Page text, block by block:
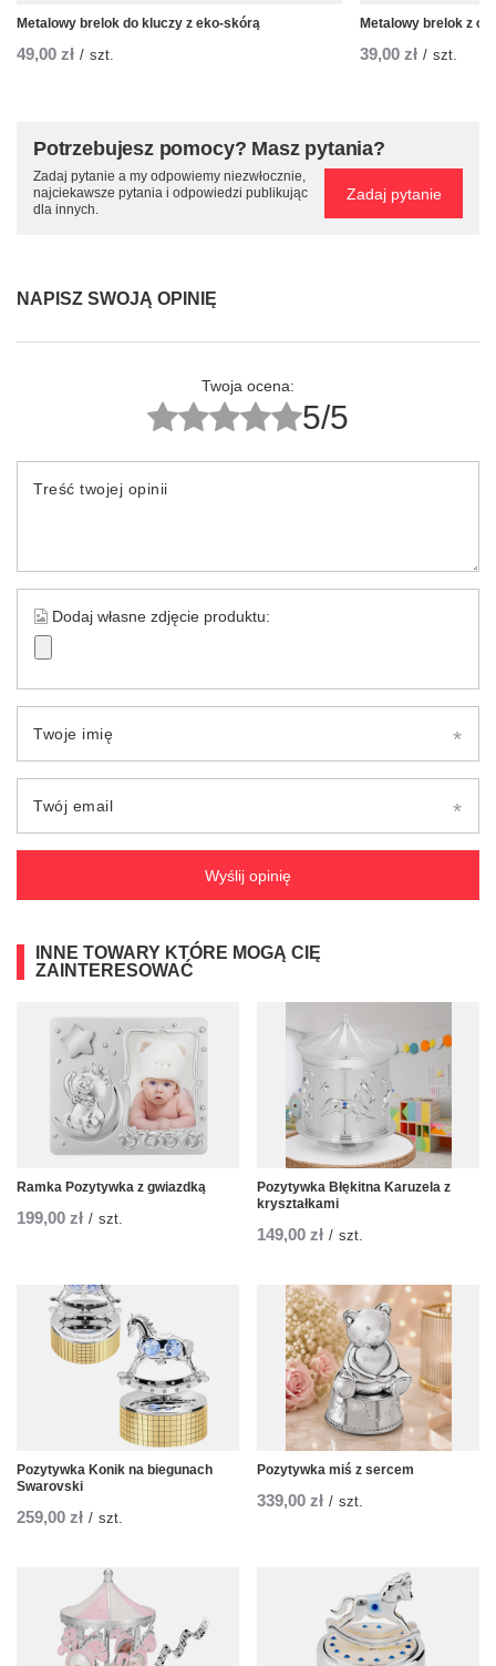
Metalowy brelok do kluczy z eko-skórą
49,00 zł / szt.
Metalowy brelok z
39,00 zł / szt.
Potrzebujesz pomocy? Masz pytania?
Zadaj pytanie a my odpowiemy niezwłocznie,
najciekawsze pytania i odpowiedzi publikując
dla innych.
Zadaj pytanie
NAPISZ SWOJĄ OPINIĘ
Twoja ocena:
5/5
Treść twojej opinii
Dodaj własne zdjęcie produktu:
Twoje imię
Twój email
Wyślij opinię
INNE TOWARY KTÓRE MOGĄ CIĘ
ZAINTERESOWAĆ
Ramka Pozytywka z gwiazdką
199,00 zł / szt.
Pozytywka Błękitna Karuzela z
kryształkami
149,00 zł / szt.
Pozytywka Konik na biegunach
Swarovski
259,00 zł / szt.
Pozytywka miś z sercem
339,00 zł / szt.